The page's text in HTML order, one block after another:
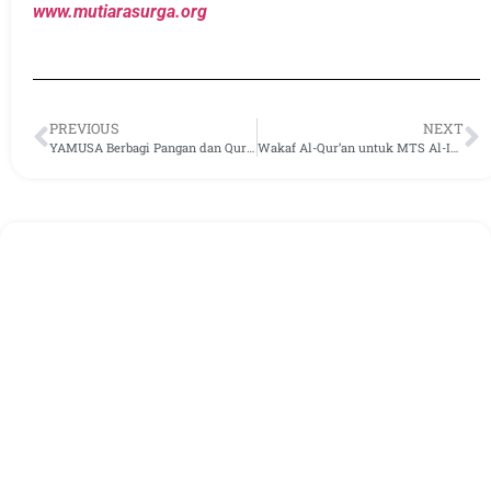
www.mutiarasurga.org
PREVIOUS
YAMUSA Berbagi Pangan dan Quran untuk Mereka yang Membutuhkan di Ciawi
NEXT
Wakaf Al-Qur’an untuk MTS Al-Ikhlas Kertaharja Pangandaran